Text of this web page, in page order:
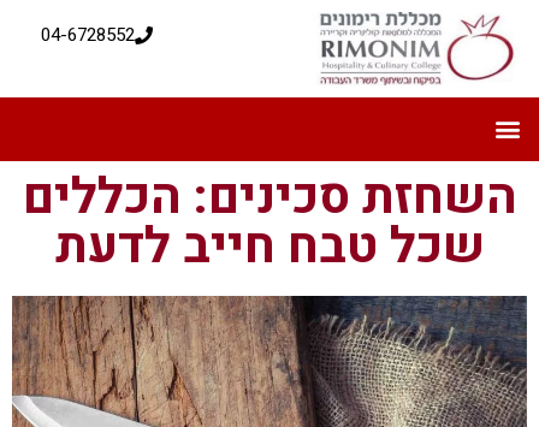
04-6728552
השחזת סכינים: הכללים
שכל טבח חייב לדעת